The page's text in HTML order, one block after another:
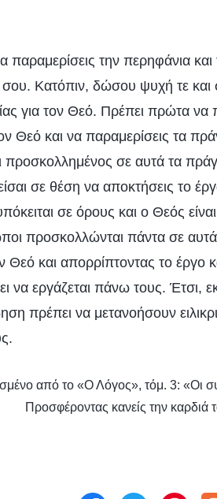
την περηφάνια και
Κατόπιν, δώσου ψυχή τε και
για τον Θεό. Πρέπει πρώτα να
Θεό και να παραμερίσεις τα
προσκολλημένος σε αυτά τα
σε θέση να αποκτήσεις το
σε όρους και ο Θεός
προσκολλώνται πάντα σε
Θεό και απορρίπτοντας το έργο
να εργάζεται πάνω τους. Έτσι,
πρέπει να μετανοήσουν
από το «Ο Λόγος», τόμ. 3: «Οι
Προσφέροντας κανείς την καρδιά